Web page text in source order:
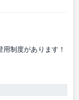
制度があります！